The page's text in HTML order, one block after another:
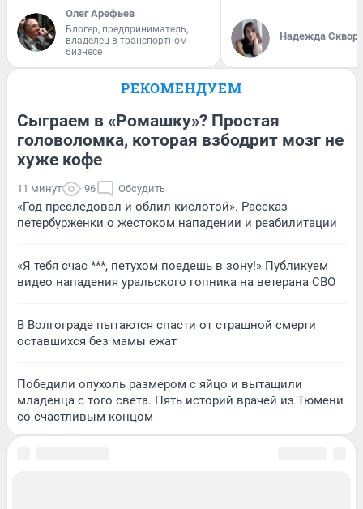
Олег Арефьев
Блогер, предприниматель,
владелец в транспортном
бизнесе
Надежда
РЕКОМЕНДУЕМ
Сыграем в «Ромашку»? Простая
головоломка, которая взбодрит мозг не
хуже кофе
11 минут 96 Обсудить
«Год преследовал и облил кислотой». Рассказ
петербурженки о жестоком нападении и реабилитации
«Я тебя счас ***, петухом поедешь в зону!» Публикуем
видео нападения уральского гопника на ветерана СВО
В Волгограде пытаются спасти от страшной смерти
оставшихся без мамы ежат
Победили опухоль размером с яйцо и вытащили
младенца с того света. Пять историй врачей из Тюмени
со счастливым концом